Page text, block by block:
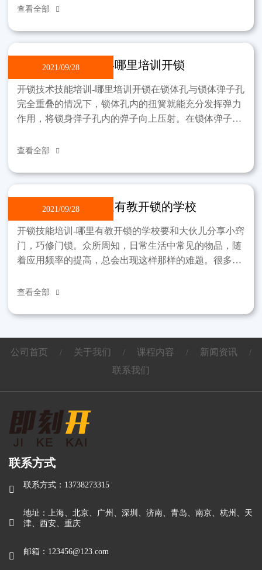
准。该学
查看全部 
2021/09/28
开锁技术技能培训-哪里培训开锁
开锁技术技能培训-哪里培训开锁在锁体孔与锁体弹子孔
完全重叠的情况下，锁体孔内的扭簧就能充分发挥弹力
作用，将锁身弹子孔内的弹子向上压射。在锁体弹子孔
在同一
查看全部 
2021/09/28
开锁技能培训-哪里有教开锁的学校
开锁技能培训-哪里有教开锁的学校要和大伙儿分享小窍
门，巧修门锁。众所周知，日常生活中常见的物品，随
着应用频率的提高，总会出现这样那样的难题。很多时
支。就门
查看全部 
公司首页 / 关于我们 / 课程内容 / 新闻资讯 /
联系我们
联系方式
 联系方式：13738273315

地址：上海、北京、广州、深圳、济南、青岛、南京、杭州、天
津、西安、重庆
 邮箱：123456@123.com